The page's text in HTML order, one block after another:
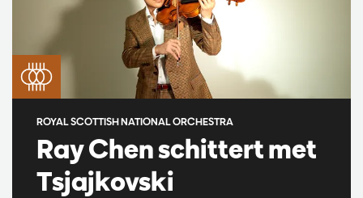
Ray Chen schittert met
Tsjajkovski
ROYAL SCOTTISH NATIONAL ORCHESTRA